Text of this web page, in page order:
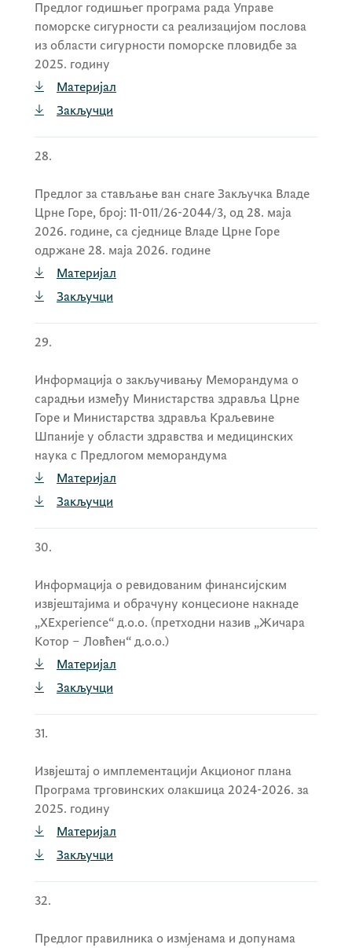
Предлог годишњег програма рада Управе
поморске сигурности са реализацијом послова
из области сигурности поморске пловидбе за
2025. годину
Материјал
Закључци
28.
Предлог за стављање ван снаге Закључка Владе
Црне Горе, број: 11-011/26-2044/3, од 28. маја
2026. године, са сједнице Владе Црне Горе
одржане 28. маја 2026. године
Материјал
Закључци
29.
Информација о закључивању Меморандума о
сарадњи између Министарства здравља Црне
Горе и Министарства здравља Краљевине
Шпаније у области здравства и медицинских
наука с Предлогом меморандума
Материјал
Закључци
30.
Информација о ревидованим финансијским
извјештајима и обрачуну концесионе накнаде
„XExperience“ д.о.о. (претходни назив „Жичара
Котор – Ловћен“ д.о.о.)
Материјал
Закључци
31.
Извјештај о имплементацији Акционог плана
Програма трговинских олакшица 2024-2026. за
2025. годину
Материјал
Закључци
32.
Предлог правилника о измјенама и допунама